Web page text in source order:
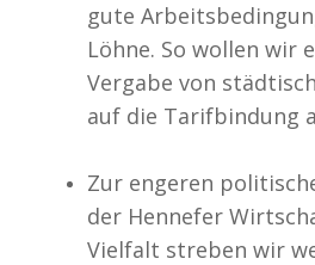
gute
Löhne. So wollen wir
Vergabe von
auf die Tarifbindung
Zur engeren
der Hennefer
Vielfalt streben wir